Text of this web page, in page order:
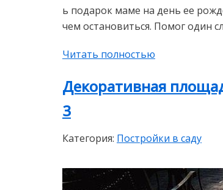
ь подарок маме на день ее
чем остановиться. Помог один
Читать полностью
Декоративная
3
Категория: Постройки в саду